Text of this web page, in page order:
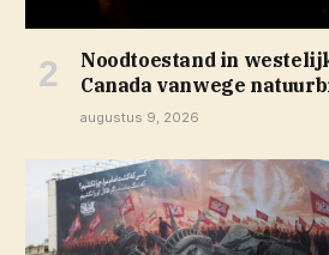
Noodtoestand in
Canada vanwege
augustus 9, 2026